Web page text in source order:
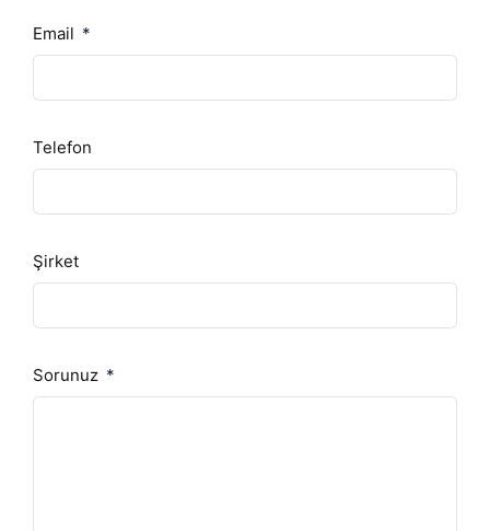
Email
Telefon
Şirket
Sorunuz